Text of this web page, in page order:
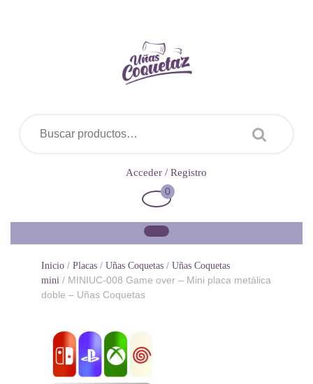
Acceder / Registro
Carrito
0
Inicio / Placas / Uñas Coquetas / Uñas Coquetas
mini / MINIUC-008 Game over – Mini placa metálica
doble – Uñas Coquetas